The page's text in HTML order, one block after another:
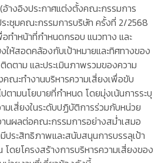
อ้างอิงประกาศแต่งตั้งคณะกรรมการ
ะชุมคณะกรรมการบริษัท ครั้งที่ 2/2568
ทำหน้าที่กำหนดกรอบ แนวทาง และ
ให้สอดคล้องกับเป้าหมายและทิศทางของ
ตาม และประเมินภาพรวมของความ
คณะทำงานบริหารความเสี่ยงเพื่อขับ
ปตามนโยบายที่กำหนด โดยมุ่งเน้นการระบุ
มเสี่ยงในระดับปฏิบัติการร่วมกับหน่วย
นผลต่อคณะกรรมการอย่างสม่ำเสมอ
ประสิทธิภาพและสนับสนุนการบรรลุเป้า
ดยโครงสร้างการบริหารความเสี่ยงของ